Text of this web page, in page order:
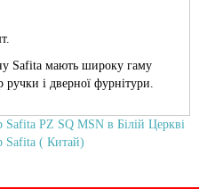
Safita мають широку гаму
ручки і дверної фурнітури.
PZ SQ MSN в Білій Церкві
Safita ( Китай)